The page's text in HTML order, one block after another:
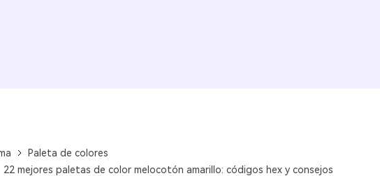
Paleta de colores
22 mejores paletas de color melocotón amarillo: códigos hex y consejos